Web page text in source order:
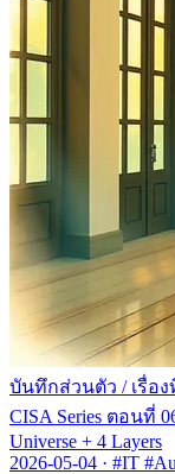
บันทึกส่วนตัว / เรื่อ
CISA Series ตอนที่
Universe + 4 Layers
2026-05-04 · #IT